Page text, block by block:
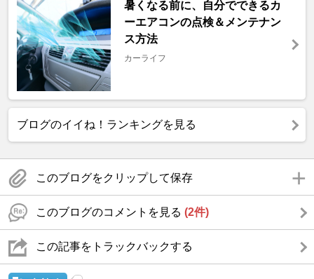
暑くなる前に、自分でできるカ
ーエアコンの点検＆メンテナン
ス方法
カーライフ
ブログのイイね！ランキングを見る
このブログをクリップして保存
このブログのコメントを見る (2件)
この記事をトラックバックする